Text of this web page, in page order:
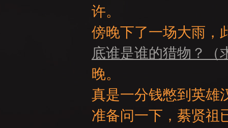
许。
傍晚下了一场大雨，
底谁是谁的猎物？（
晚。
真是一分钱憋到英雄
准备问一下，綦贤祖